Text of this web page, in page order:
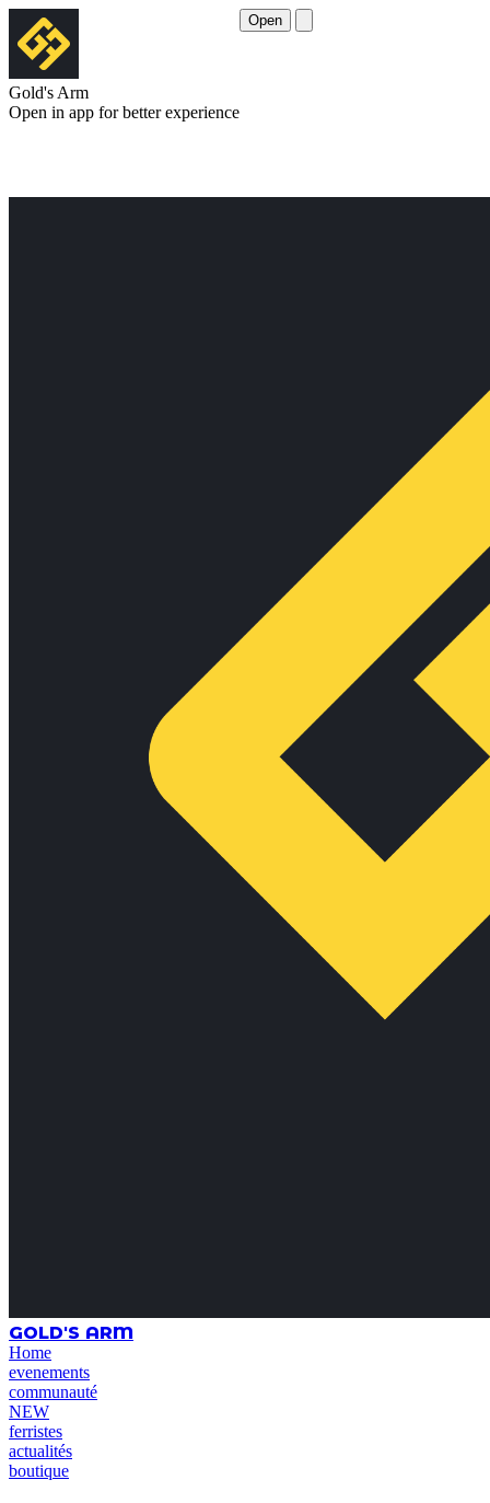
Gold's Arm
Open in app for better experience
Open
GOLD'S ARM
Home
evenements
communauté
NEW
ferristes
actualités
boutique